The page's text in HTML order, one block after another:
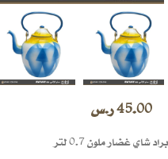
45.00ر.س
براد شاي غضار ملون 0.7 لتر